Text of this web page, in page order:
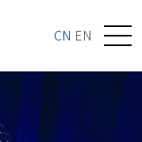
CN EN